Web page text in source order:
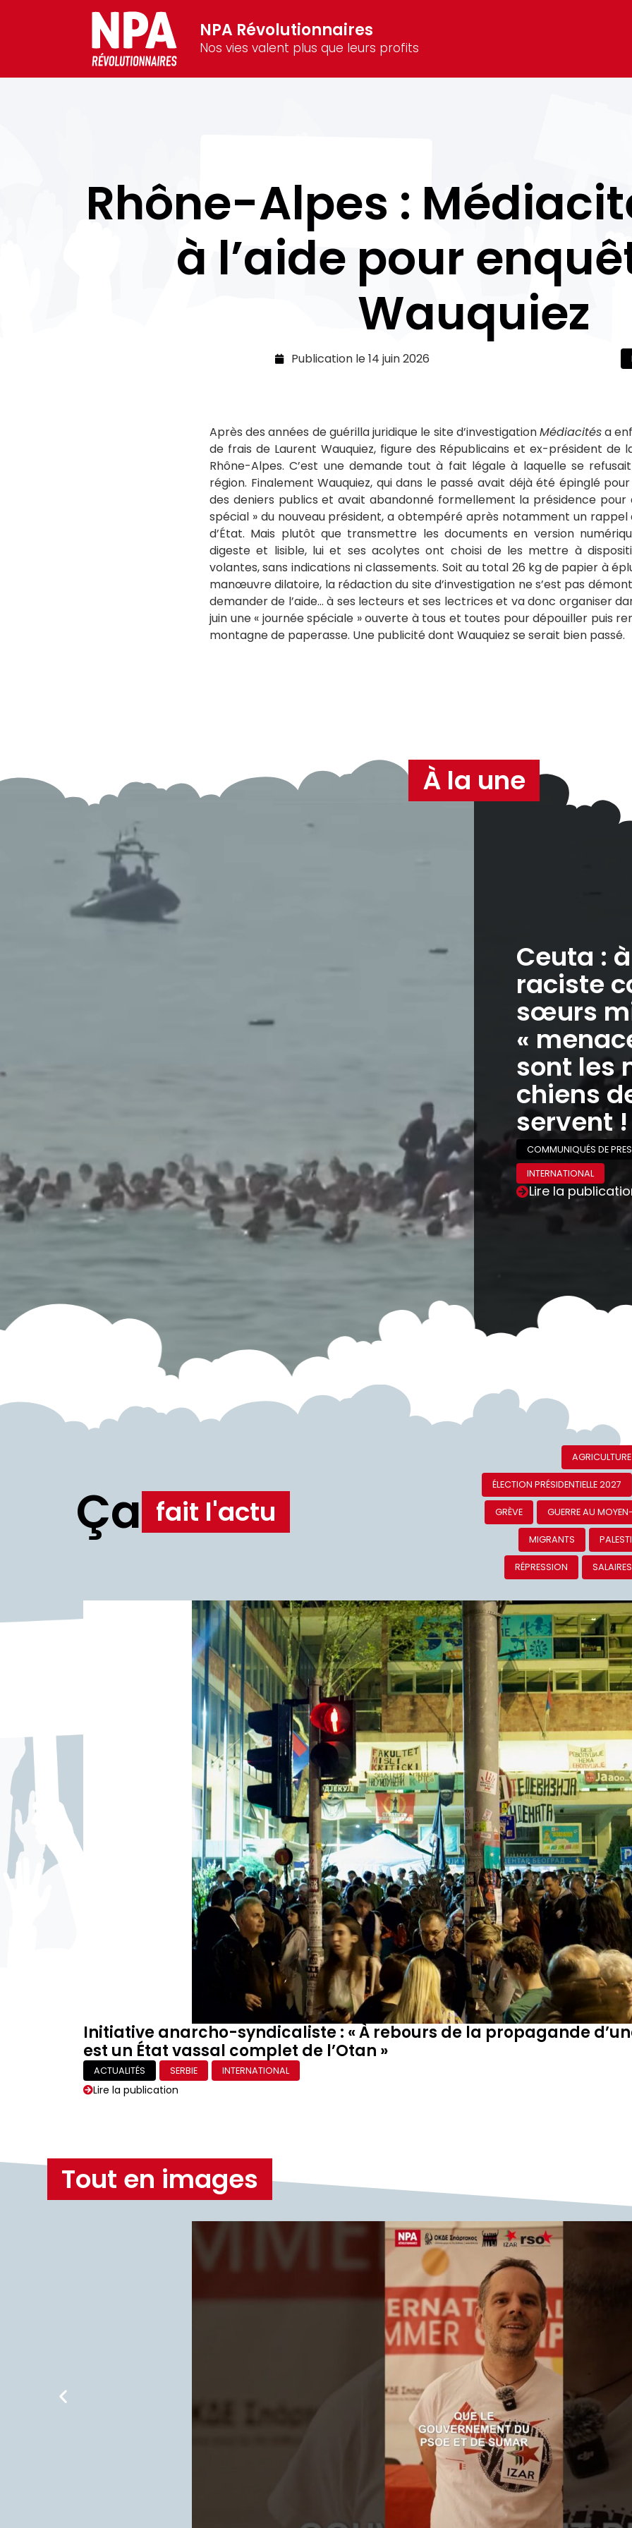
NPA Révolutionnaires
Nos vies valent plus que leurs profits
Rhône-Alpes :
à l’aide pour
Wauquiez
Publication le14 juin 2026
Après des années de guérilla juridique le site d’investigationMédiacitésa
de frais de Laurent Wauquiez, figure des Républicains et ex-président de
Rhône-Alpes. C’est une demande tout à fait légale à laquelle se
région. Finalement Wauquiez, qui dans le passé avait déjà été épinglé
des deniers publics et avait abandonné formellement la présidence pour
spécial » du nouveau président, a obtempéré après notamment un rappel
d’État. Mais plutôt que transmettre les documents en version
digeste et lisible, lui et ses acolytes ont choisi de les mettre à
volantes, sans indications ni classements. Soit au total 26 kg de papier à
manœuvre dilatoire, la rédaction du site d’investigation ne s’est pas
demander de l’aide… à ses lecteurs et ses lectrices et va donc organiser
juin une « journée spéciale » ouverte à tous et toutes pour dépouiller puis
montagne de paperasse. Une publicité dont Wauquiez se serait bien passé.
À la une
Ceuta :
raciste
sœurs
«
sont les
chiens
servent !
COMMUNIQUÉS DE
INTERNATIONAL
Lire la
Ça fait l'actu
AGRICULTURE
ÉLECTION PRÉSIDENTIELLE 2027
GRÈVE GUERRE AU
MIGRANTS
RÉPRESSION SALAIRES
Initiative anarcho-syndicaliste : « À rebours de la propagande
est un État vassal complet de l’Otan »
ACTUALITÉS SERBIE INTERNATIONAL
Lire la publication
Tout en images